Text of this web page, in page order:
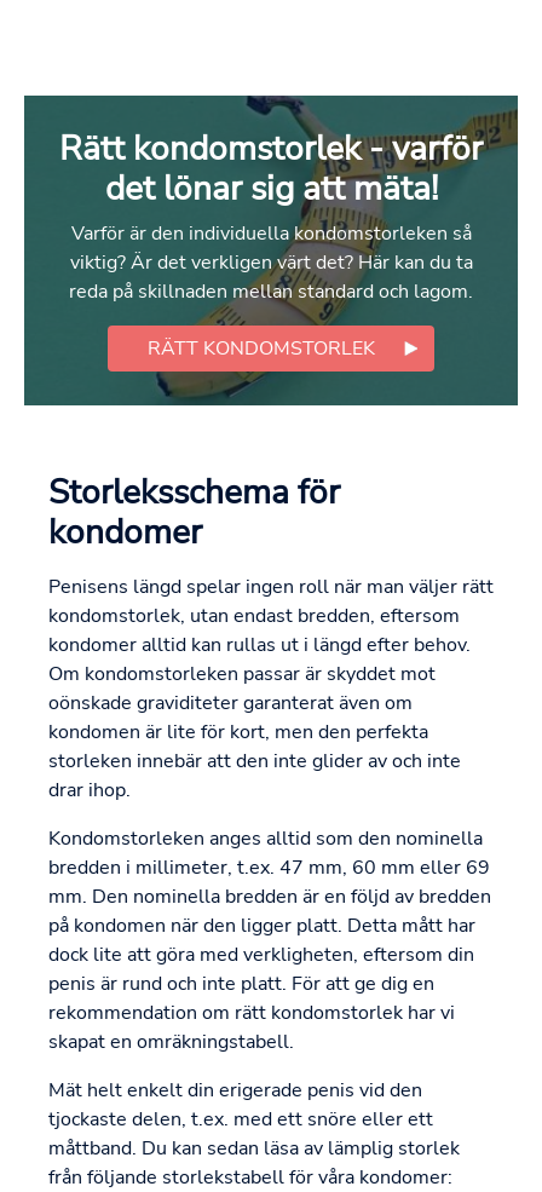
Rätt kondomstorlek - varför
det lönar sig att mäta!
Varför är den individuella kondomstorleken så
viktig? Är det verkligen värt det? Här kan du ta
reda på skillnaden mellan standard och lagom.
RÄTT KONDOMSTORLEK
Storleksschema för
kondomer
Penisens längd spelar ingen roll när man väljer rätt
kondomstorlek, utan endast bredden, eftersom
kondomer alltid kan rullas ut i längd efter behov.
Om kondomstorleken passar är skyddet mot
oönskade graviditeter garanterat även om
kondomen är lite för kort, men den perfekta
storleken innebär att den inte glider av och inte
drar ihop.
Kondomstorleken anges alltid som den nominella
bredden i millimeter, t.ex. 47 mm, 60 mm eller 69
mm. Den nominella bredden är en följd av bredden
på kondomen när den ligger platt. Detta mått har
dock lite att göra med verkligheten, eftersom din
penis är rund och inte platt. För att ge dig en
rekommendation om rätt kondomstorlek har vi
skapat en omräkningstabell.
Mät helt enkelt din erigerade penis vid den
tjockaste delen, t.ex. med ett snöre eller ett
måttband. Du kan sedan läsa av lämplig storlek
från följande storlekstabell för våra kondomer: